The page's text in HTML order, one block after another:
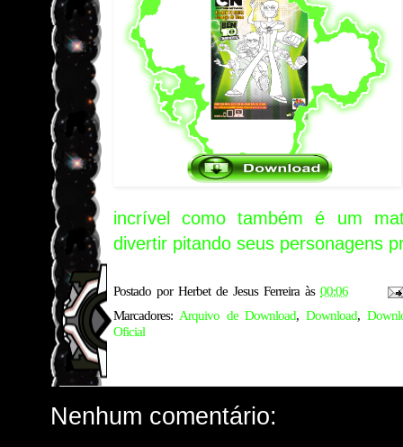
incrível como também é um
divertir pitando seus personagens
Postado por Herbet de Jesus Ferreira às 00:06
Marcadores: Arquivo de Download, Download,
Oficial
Nenhum comentário: